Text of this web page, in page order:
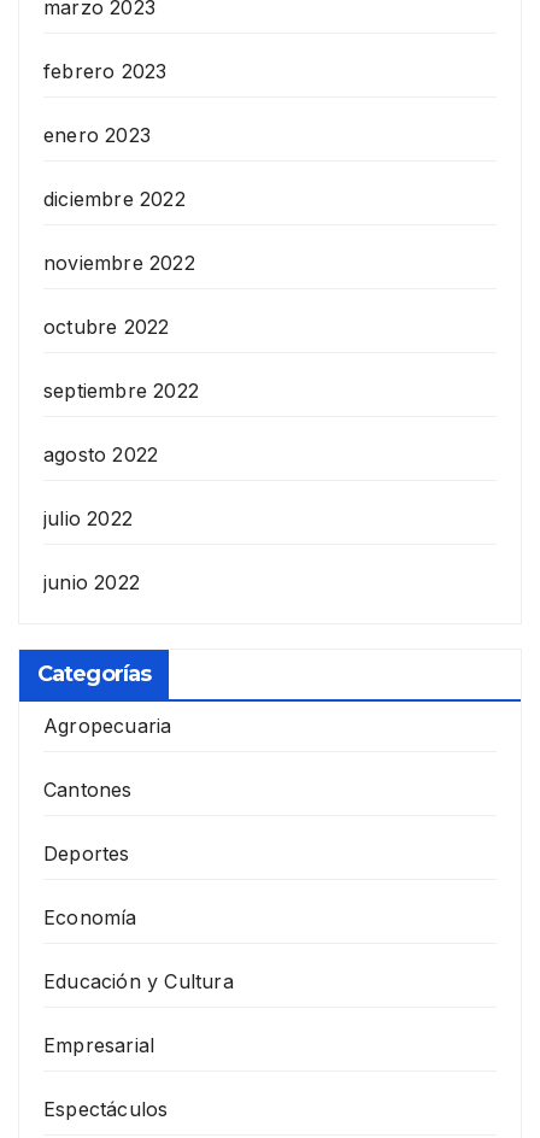
marzo 2023
febrero 2023
enero 2023
diciembre 2022
noviembre 2022
octubre 2022
septiembre 2022
agosto 2022
julio 2022
junio 2022
Categorías
Agropecuaria
Cantones
Deportes
Economía
Educación y Cultura
Empresarial
Espectáculos